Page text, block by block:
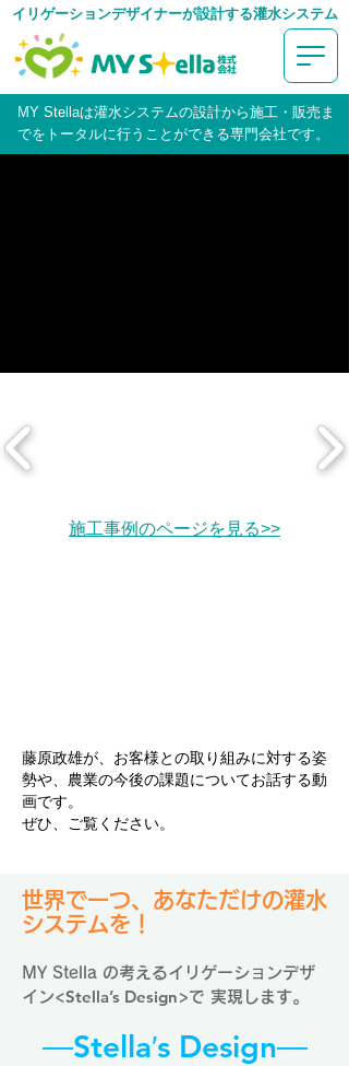
イリゲーションデザイナーが設計する灌水システム
MY Stellaは灌水システムの設計から施工・販売ま
でをトータルに行うことができる専門会社です。
施工事例のページを見る>>
藤原政雄が、お客様との取り組みに対する姿
勢や、農業の今後の課題についてお話する動
画です。
ぜひ、ご覧ください。
世界で一つ、あなただけの灌水
システムを！
MY Stella の考えるイリゲーションデザ
イン<Stella’s Design >で 実現します。
―Stella′s Design―